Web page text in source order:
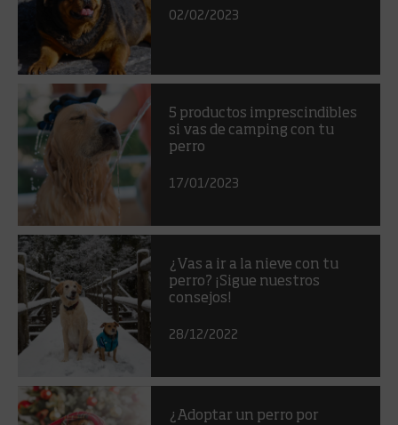
02/02/2023
5 productos imprescindibles
si vas de camping con tu
perro
17/01/2023
¿Vas a ir a la nieve con tu
perro? ¡Sigue nuestros
consejos!
28/12/2022
¿Adoptar un perro por